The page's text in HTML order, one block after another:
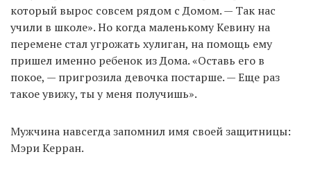
который вырос совсем рядом с Домом. — Так нас
учили в школе». Но когда маленькому Кевину на
перемене стал угрожать хулиган, на помощь ему
пришел именно ребенок из Дома. «Оставь его в
покое, — пригрозила девочка постарше. — Еще раз
такое увижу, ты у меня получишь».
Мужчина навсегда запомнил имя своей защитницы:
Мэри Керран.